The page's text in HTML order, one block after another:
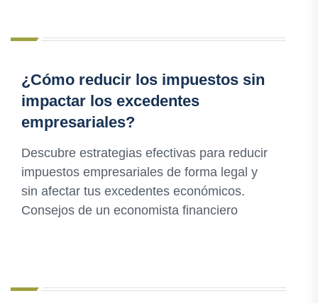
¿Cómo reducir los impuestos sin
impactar los excedentes
empresariales?
Descubre estrategias efectivas para reducir
impuestos empresariales de forma legal y
sin afectar tus excedentes económicos.
Consejos de un economista financiero